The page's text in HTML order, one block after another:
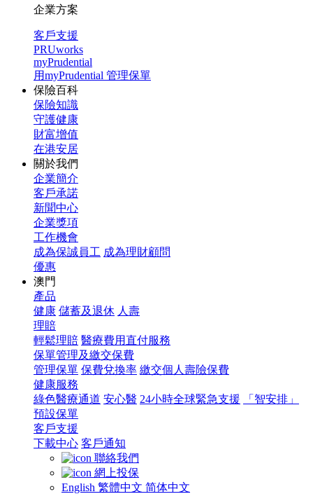
企業方案
客戶支援
PRUworks
myPrudential
用myPrudential 管理保單
保險百科
保險知識
守護健康
財富增值
在港安居
關於我們
企業簡介
客戶承諾
新聞中心
企業獎項
工作機會
成為保誠員工 成為理財顧問
優惠
澳門
產品
健康 儲蓄及退休 人壽
理賠
輕鬆理賠 醫療費用直付服務
保單管理及繳交保費
管理保單 保費兌換率 繳交個人壽險保費
健康服務
綠色醫療通道 安心醫 24小時全球緊急支援
「智安排」
預設保單
客戶支援
下載中心 客戶通知
聯絡我們
網上投保
English 繁體中文 简体中文